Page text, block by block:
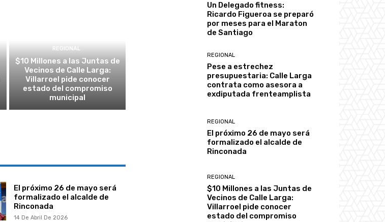
REGIONAL
$10 Millones a las Juntas de
Vecinos de Calle Larga:
Villarroel pide conocer
estado del compromiso
municipal
El próximo 26 de mayo será
formalizado el alcalde de
Rinconada
14 De Abril De 2026
Un Delegado fitness:
Ricardo Figueroa se preparó
por meses para el Maraton
de Santiago
REGIONAL
Pese a estrechez
presupuestaria: Calle Larga
contrata como asesora a
exdiputada frenteamplista
REGIONAL
El próximo 26 de mayo será
formalizado el alcalde de
Rinconada
REGIONAL
$10 Millones a las Juntas de
Vecinos de Calle Larga:
Villarroel pide conocer
estado del compromiso